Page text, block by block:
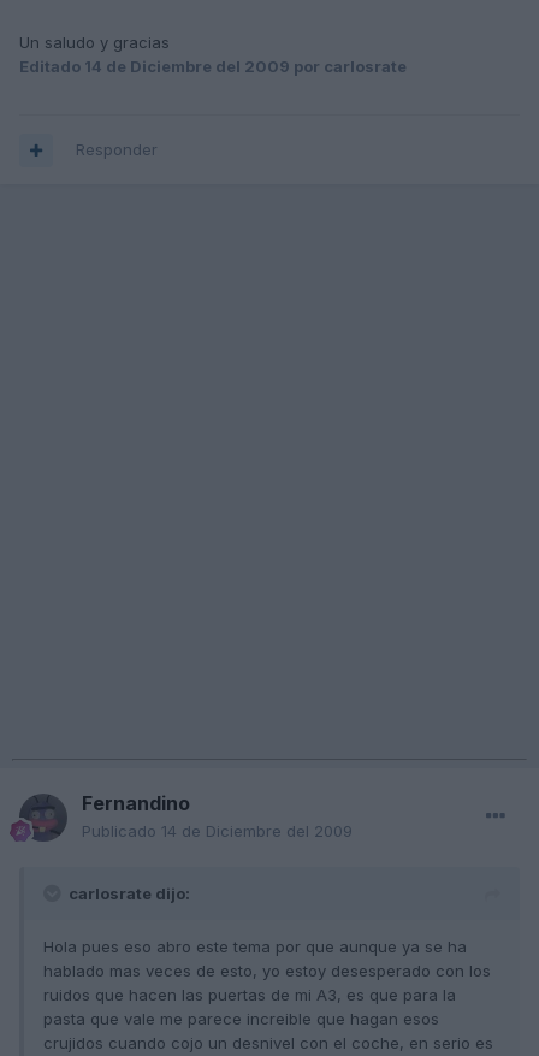
Un saludo y gracias
Editado 14 de Diciembre del 2009 por carlosrate
Responder
Fernandino
Publicado 14 de Diciembre del 2009
carlosrate dijo:
Hola pues eso abro este tema por que aunque ya se ha
hablado mas veces de esto, yo estoy desesperado con los
ruidos que hacen las puertas de mi A3, es que para la
pasta que vale me parece increible que hagan esos
crujidos cuando cojo un desnivel con el coche, en serio es